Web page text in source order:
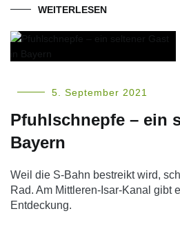
WEITERLESEN
5. September 2021
Pfuhlschnepfe – ein
Bayern
Weil die S-Bahn bestreikt wird,
Rad. Am Mittleren-Isar-Kanal gibt
Entdeckung.